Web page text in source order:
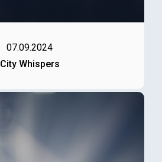
07.09.2024
City Whispers